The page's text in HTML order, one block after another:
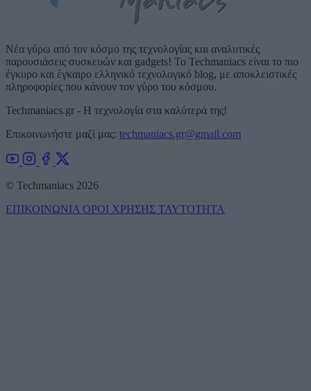
Νέα γύρω από τον κόσμο της τεχνολογίας και αναλυτικές
παρουσιάσεις συσκευών και gadgets! Το Techmaniacs είναι το πιο
έγκυρο και έγκαιρο ελληνικό τεχνολογικό blog, με αποκλειστικές
πληροφορίες που κάνουν τον γύρο του κόσμου.
Techmaniacs.gr - Η τεχνολογία στα καλύτερά της!
Επικοινωνήστε μαζί μας: techmaniacs.gr@gmail.com
© Techmaniacs 2026
ΕΠΙΚΟΙΝΩΝΙΑ ΟΡΟΙ ΧΡΗΣΗΣ ΤΑΥΤΟΤΗΤΑ